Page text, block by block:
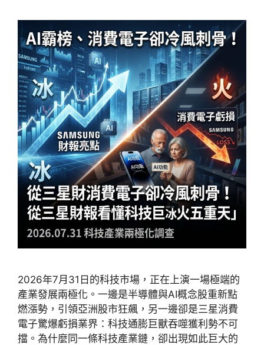
2026年7月31日的科技市場，正在上演一場極端的
產業發展兩極化。一邊是半導體與AI概念股重新點
燃漲勢，引領亞洲股市狂飆，另一邊卻是三星消費
電子驚爆虧損業界：科技通膨巨獸吞噬獲利勢不可
擋。為什麼同一條科技產業鏈，卻出現如此巨大的